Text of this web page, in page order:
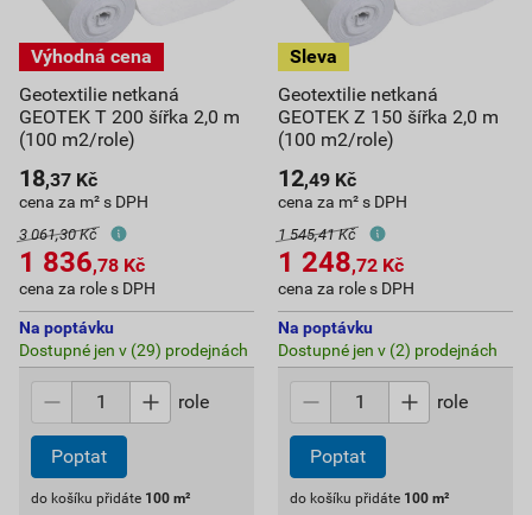
Geotextilie netkaná
GEOTEK T 200 šířka 2,0 m
(100 m2/role)
18,37 Kč
cena za m² s DPH
3 061,30 Kč
1 836,78 Kč
cena za role s DPH
Na poptávku
Dostupné jen v (29) prodejnách
role
Poptat
do košíku přidáte 100 m²
Geotextilie netkaná
GEOTEK Z 150 šířka 2,0 m
(100 m2/role)
12,49 Kč
cena za m² s DPH
1 545,41 Kč
1 248,72 Kč
cena za role s DPH
Na poptávku
Dostupné jen v (2) prodejnách
role
Poptat
do košíku přidáte 100 m²